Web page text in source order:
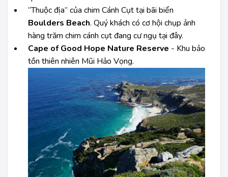
“Thuộc địa” của chim Cánh Cụt tại bãi biển
Boulders Beach. Quý khách có cơ hội chụp ảnh
hàng trăm chim cánh cụt đang cư ngụ tại đây.
Cape of Good Hope Nature Reserve - Khu bảo
tồn thiên nhiên Mũi Hảo Vọng.